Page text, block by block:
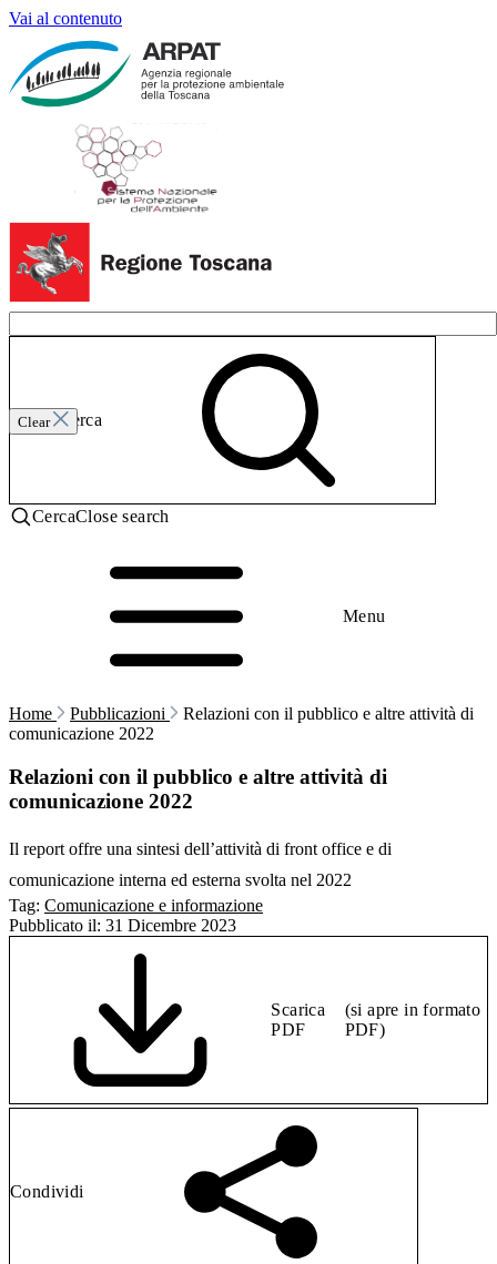
Vai al contenuto
Clear
Invia ricerca
CercaClose search
Menu
Home Pubblicazioni
Relazioni con il pubblico e altre attività di
comunicazione 2022
Relazioni con il pubblico e altre attività di
comunicazione 2022
Il report offre una sintesi dell’attività di front office e di
comunicazione interna ed esterna svolta nel 2022
Tag: Comunicazione e informazione
Pubblicato il: 31 Dicembre 2023
Scarica
PDF
(si apre in formato
PDF)
Condividi